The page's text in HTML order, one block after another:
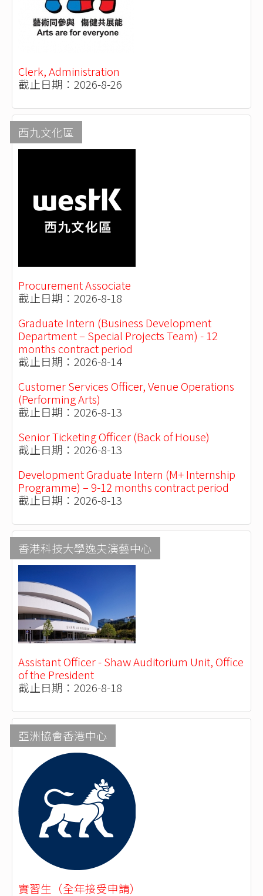
Clerk, Administration
截止日期：2026-8-26
西九文化區
Procurement Associate
截止日期：2026-8-18
Graduate Intern (Business Development
Department – Special Projects Team) - 12
months contract period
截止日期：2026-8-14
Customer Services Officer, Venue Operations
(Performing Arts)
截止日期：2026-8-13
Senior Ticketing Officer (Back of House)
截止日期：2026-8-13
Development Graduate Intern (M+ Internship
Programme) – 9-12 months contract period
截止日期：2026-8-13
香港科技大學逸夫演藝中心
Assistant Officer - Shaw Auditorium Unit, Office
of the President
截止日期：2026-8-18
亞洲協會香港中心
實習生（全年接受申請）